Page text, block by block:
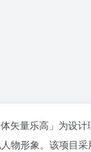
矢量乐高」为设计
物形象。该项目